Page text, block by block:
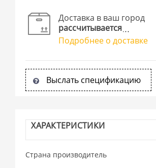
Доставка в ваш город
рассчитывается
Подробнее о доставке
Выслать спецификацию
ХАРАКТЕРИСТИКИ
Страна производитель